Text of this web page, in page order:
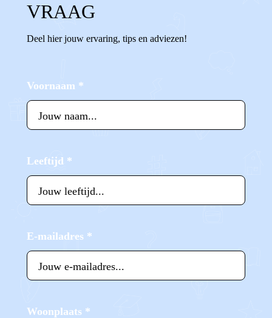
VRAAG
Deel hier jouw ervaring, tips en adviezen!
Voornaam *
Leeftijd *
E-mailadres *
Woonplaats *